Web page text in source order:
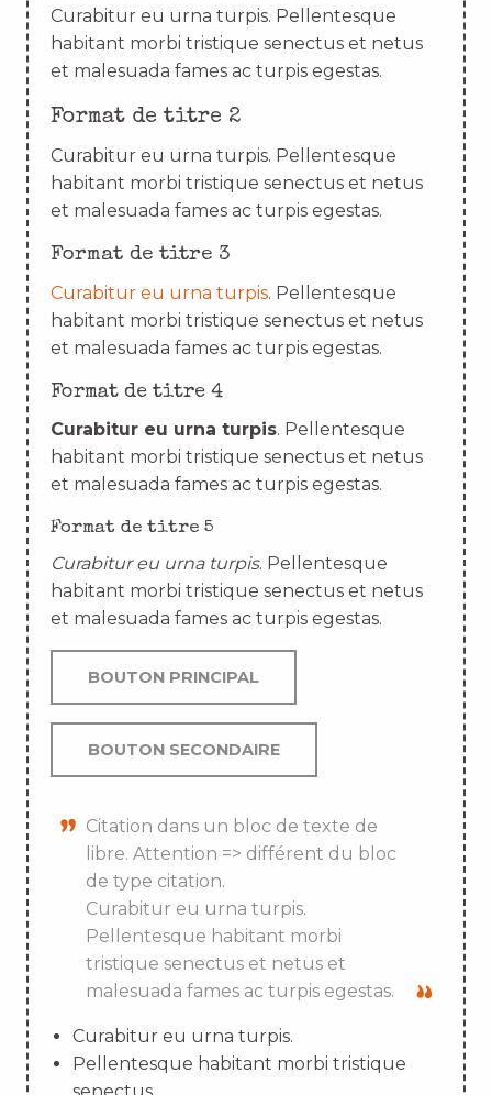
Curabitur eu urna turpis. Pellentesque
habitant morbi tristique senectus et netus
et malesuada fames ac turpis egestas.
Format de titre 2
Curabitur eu urna turpis. Pellentesque
habitant morbi tristique senectus et netus
et malesuada fames ac turpis egestas.
Format de titre 3
Curabitur eu urna turpis. Pellentesque
habitant morbi tristique senectus et netus
et malesuada fames ac turpis egestas.
Format de titre 4
Curabitur eu urna turpis. Pellentesque
habitant morbi tristique senectus et netus
et malesuada fames ac turpis egestas.
Format de titre 5
Curabitur eu urna turpis. Pellentesque
habitant morbi tristique senectus et netus
et malesuada fames ac turpis egestas.
BOUTON PRINCIPAL
BOUTON SECONDAIRE
Citation dans un bloc de texte de
libre. Attention => différent du bloc
de type citation.
Curabitur eu urna turpis.
Pellentesque habitant morbi
tristique senectus et netus et
malesuada fames ac turpis egestas.
Curabitur eu urna turpis.
Pellentesque habitant morbi tristique